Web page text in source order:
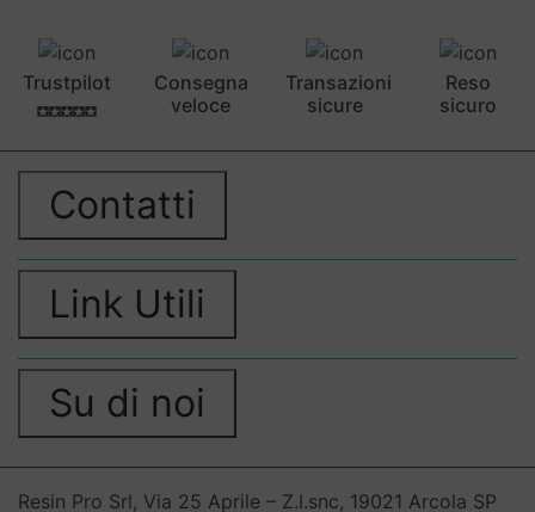
Trustpilot
Consegna
veloce
Transazioni
sicure
Reso
sicuro
Contatti
Link Utili
Su di noi
Resin Pro Srl, Via 25 Aprile – Z.I.snc, 19021 Arcola SP